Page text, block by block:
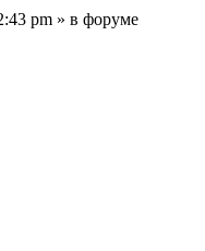
pm » в форуме